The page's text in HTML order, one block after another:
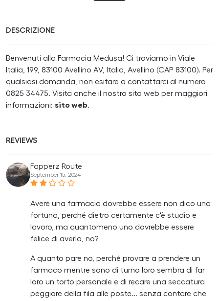
DESCRIZIONE
Benvenuti alla Farmacia Medusa! Ci troviamo in Viale
Italia, 199, 83100 Avellino AV, Italia, Avellino (CAP 83100). Per
qualsiasi domanda, non esitare a contattarci al numero
0825 34475. Visita anche il nostro sito web per maggiori
informazioni: sito web.
REVIEWS
Fapperz Route
September 15, 2024
Avere una farmacia dovrebbe essere non dico una
fortuna, perché dietro certamente c'è studio e
lavoro, ma quantomeno uno dovrebbe essere
felice di averla, no?
A quanto pare no, perché provare a prendere un
farmaco mentre sono di turno loro sembra di far
loro un torto personale e di recare una seccatura
peggiore della fila alle poste... senza contare che